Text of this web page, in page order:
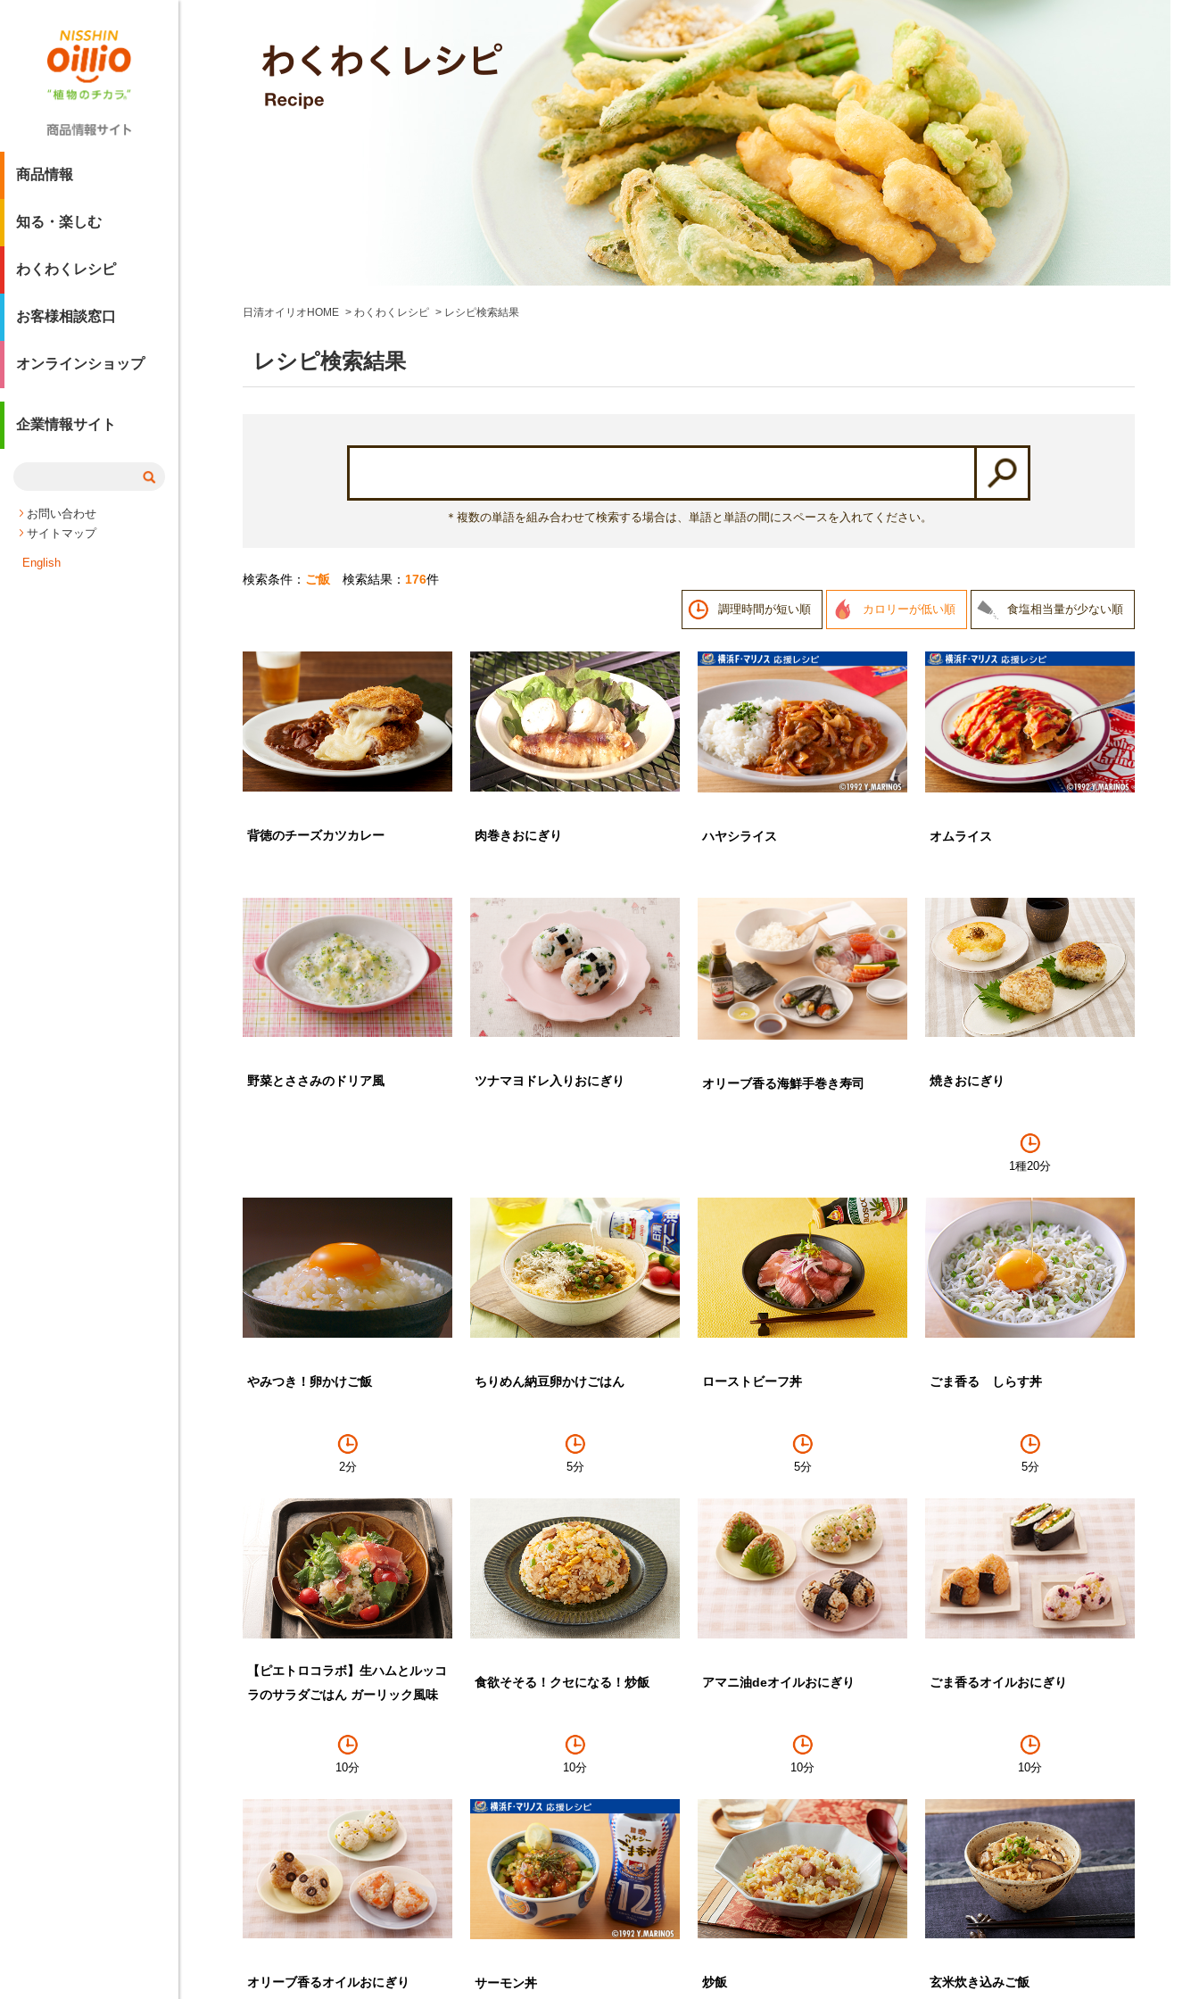
商品情報
知る・楽しむ
わくわくレシピ
お客様相談窓口
オンラインショップ
企業情報サイト
お問い合わせ
サイトマップ
English
日清オイリオHOME わくわくレシピ レシピ検索結果
レシピ検索結果
＊複数の単語を組み合わせて検索する場合は、単語と単語の間にスペースを入れてください。
検索条件： ご飯 検索結果： 176件
調理時間が短い順 カロリーが低い順 食塩相当量が少ない順
背徳のチーズカツカレー 肉巻きおにぎり ハヤシライス オムライス
野菜とささみのドリア風 ツナマヨドレ入りおにぎり オリーブ香る海鮮手巻き寿司 焼きおにぎり
1種20分
やみつき！卵かけご飯
2分
ちりめん納豆卵かけごはん
5分
ローストビーフ丼
5分
ごま香る しらす丼
5分
【ピエトロコラボ】生ハムとルッコ
ラのサラダごはん ガーリック風味
10分
食欲そそる！クセになる！炒飯
10分
アマニ油deオイルおにぎり
10分
ごま香るオイルおにぎり
10分
オリーブ香るオイルおにぎり サーモン丼 炒飯 玄米炊き込みご飯